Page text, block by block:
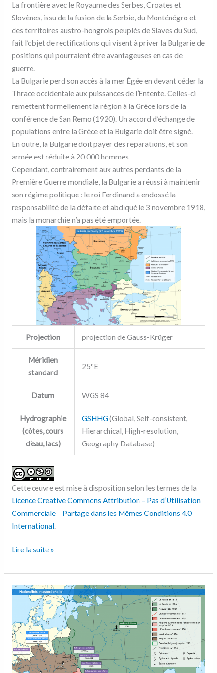
La frontière avec le Royaume des Serbes, Croates et
Slovènes, issu de la fusion de la Serbie, du Monténégro et
des territoires austro-hongrois peuplés de Slaves du Sud,
fait l’objet de rectifications qui visent à priver la Bulgarie de
positions qui pourraient être avantageuses en cas de
guerre.
La Bulgarie perd son accès à la mer Égée en devant céder la
Thrace occidentale aux puissances de l’Entente. Celles-ci
remettent formellement la région à la Grèce lors de la
conférence de San Remo (1920). Un accord d’échange de
populations entre la Grèce et la Bulgarie doit être signé.
En outre, la Bulgarie doit payer des réparations, et son
armée est réduite à 20 000 hommes.
Cependant, contrairement aux autres perdants de la
Première Guerre mondiale, la Bulgarie a réussi à maintenir
son régime politique : le roi Ferdinand a endossé la
responsabilité de la défaite et abdiqué le 3 novembre 1918,
mais la monarchie n’a pas été emportée.
Projection projection de Gauss-Krüger
Méridien
standard
25°E
Datum WGS 84
Hydrographie
(côtes, cours
d’eau, lacs)
GSHHG(Global, Self-consistent,
Hierarchical, High-resolution,
Geography Database)
Cette œuvre est mise à disposition selon les termes de la
Licence Creative Commons Attribution – Pas d’Utilisation
Commerciale – Partage dans les Mêmes Conditions 4.0
International.
Lire la suite »
Nationalités
autocéphalie
au
XIXe
s.